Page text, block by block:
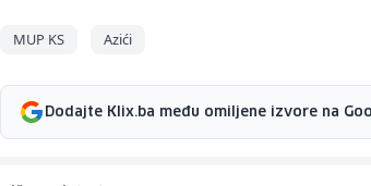
MUP KS Azići
Dodajte Klix.ba među omiljene izvore na